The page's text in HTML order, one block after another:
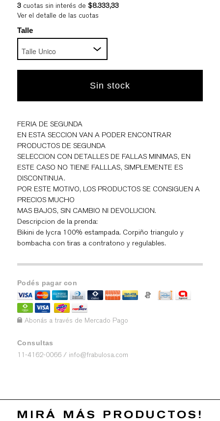
3 cuotas sin interés de $8.333,33
Ver el detalle de las cuotas
Talle
FERIA DE SEGUNDA
EN ESTA SECCION VAN A PODER ENCONTRAR
PRODUCTOS DE SEGUNDA
SELECCION CON DETALLES DE FALLAS MINIMAS, EN
ESTE CASO NO TIENE FALLLAS, SIMPLEMENTE ES
DISCONTINUA.
POR ESTE MOTIVO, LOS PRODUCTOS SE CONSIGUEN A
PRECIOS MUCHO
MAS BAJOS, SIN CAMBIO NI DEVOLUCION.
Descripcion de la prenda:
Bikini de lycra 100% estampada. Corpiño triangulo y
bombacha con tiras a contratono y regulables.
Podés pagar con
Abonás a través de Mercado Pago
Consultas
11-4162-0066 / info@frabulosa.com
MIRÁ MÁS PRODUCTOS!